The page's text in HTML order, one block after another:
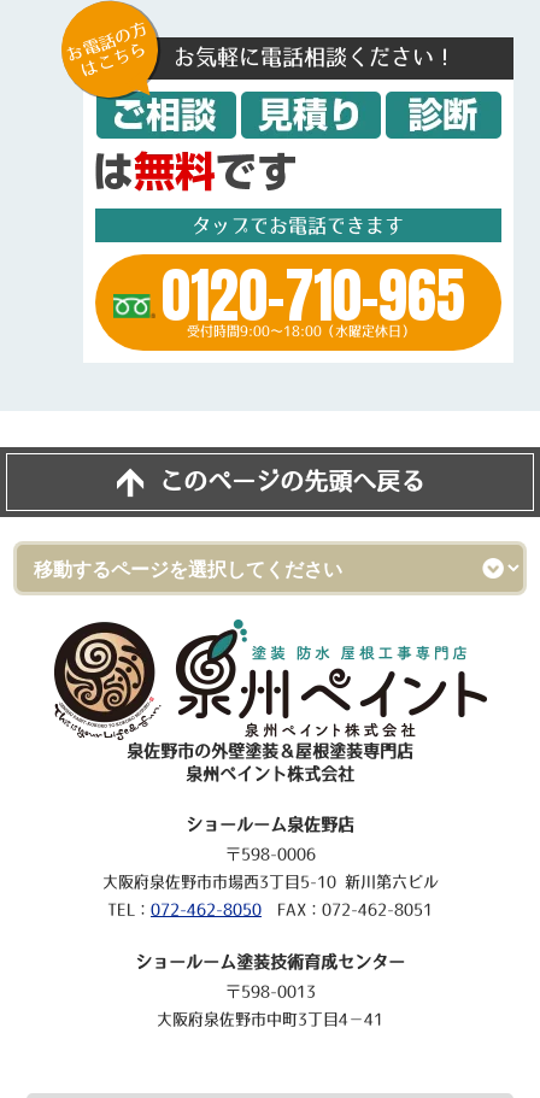
お電話の方
はこちら お気軽に電話相談ください！
タップでお電話できます
0120-710-965
受付時間9:00～18:00（水曜定休日）
このページの先頭へ戻る
泉佐野市の外壁塗装＆屋根塗装専門店
泉州ペイント株式会社
ショールーム泉佐野店
〒598-0006
大阪府泉佐野市市場西3丁目5-10 新川第六ビル
TEL： 072-462-8050 FAX：072-462-8051
ショールーム塗装技術育成センター
〒598-0013
大阪府泉佐野市中町3丁目4－41